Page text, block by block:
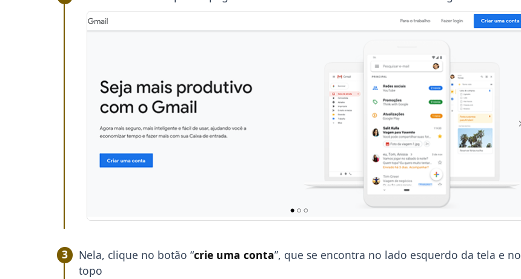
Nela, clique no botão “crie uma conta”, que se encontra no lado esquerdo da tela e no
topo